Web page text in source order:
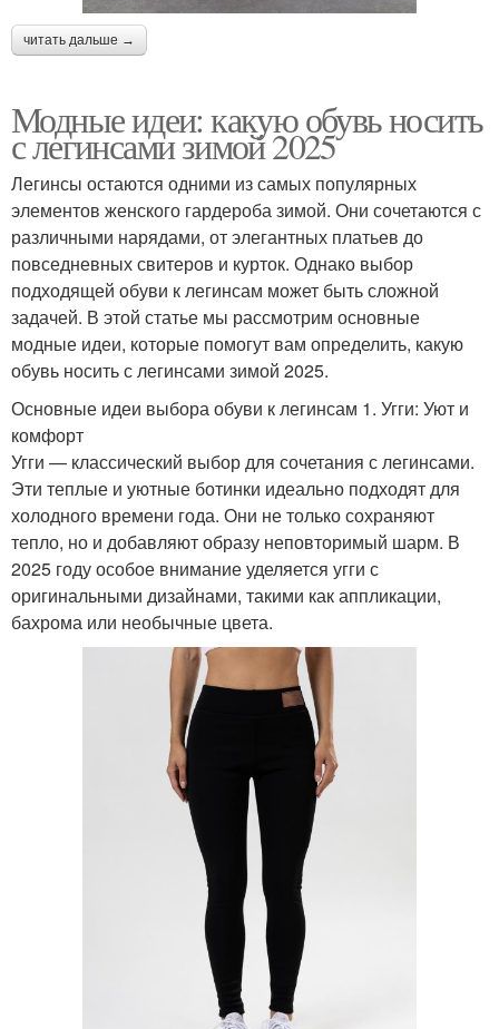
читать дальше →
Модные идеи: какую обувь носить
с легинсами зимой 2025
Легинсы остаются одними из самых популярных
элементов женского гардероба зимой. Они сочетаются с
различными нарядами, от элегантных платьев до
повседневных свитеров и курток. Однако выбор
подходящей обуви к легинсам может быть сложной
задачей. В этой статье мы рассмотрим основные
модные идеи, которые помогут вам определить, какую
обувь носить с легинсами зимой 2025.
Основные идеи выбора обуви к легинсам 1. Угги: Уют и
комфорт
Угги — классический выбор для сочетания с легинсами.
Эти теплые и уютные ботинки идеально подходят для
холодного времени года. Они не только сохраняют
тепло, но и добавляют образу неповторимый шарм. В
2025 году особое внимание уделяется угги с
оригинальными дизайнами, такими как аппликации,
бахрома или необычные цвета.